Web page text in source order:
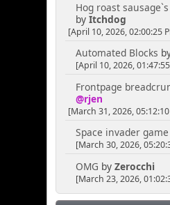
Hog roast
by Itchdog
[April 10, 2026, 02:00:25
Automated Blocks
[April 10, 2026,
Frontpage
@rjen
[March 31, 2026,
Space invader game
[March 30, 2026,
OMG by Zerocchi
[March 23, 2026,